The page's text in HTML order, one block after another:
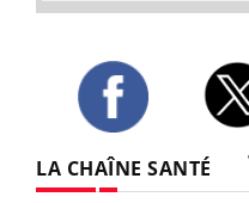
LA CHAÎNE SANTÉ